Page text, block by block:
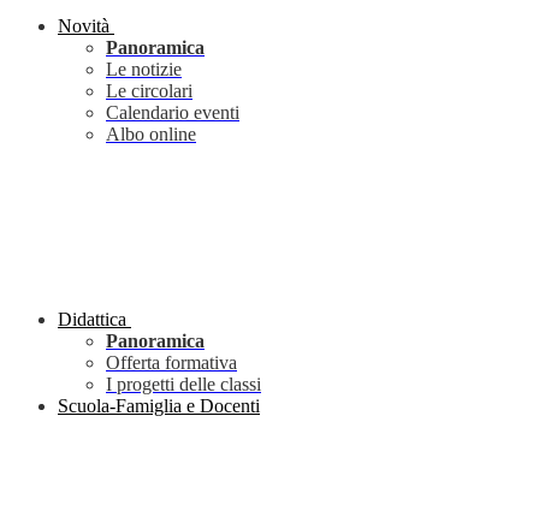
Novità
Panoramica
Le notizie
Le circolari
Calendario eventi
Albo online
Didattica
Panoramica
Offerta formativa
I progetti delle classi
Scuola-Famiglia e Docenti